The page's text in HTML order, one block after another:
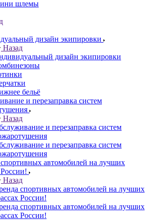
шлемы
дизайн экипировки
Назад
дизайн экипировки
бельё
и перезаправка систем
Назад
и перезаправка систем
и перезаправка систем
автомобилей на лучших
России!
Назад
спортивных автомобилей на лучших
России!
спортивных автомобилей на лучших
России!